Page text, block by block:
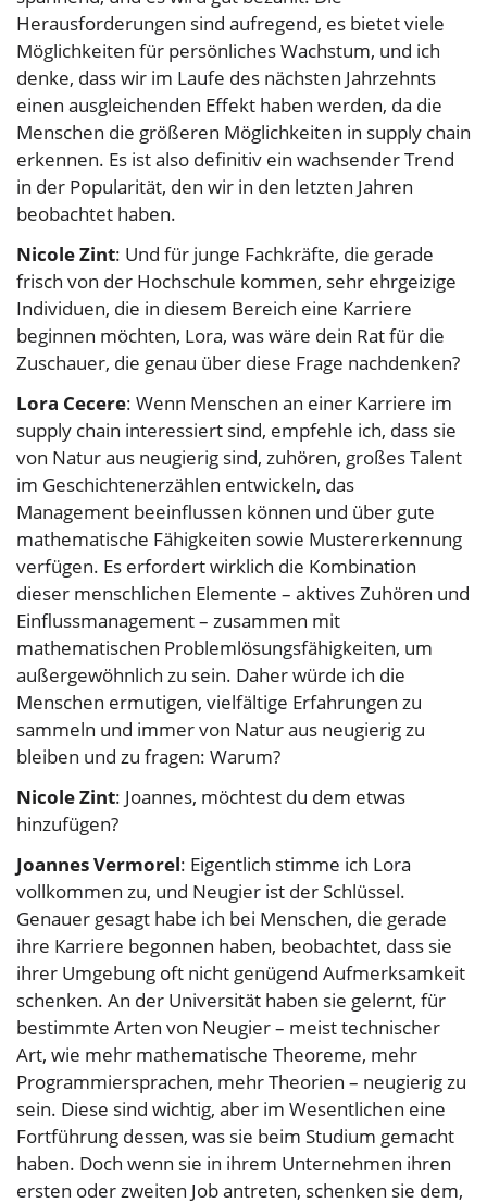
Herausforderungen sind aufregend, es bietet viele
Möglichkeiten für persönliches Wachstum, und ich
denke, dass wir im Laufe des nächsten Jahrzehnts
einen ausgleichenden Effekt haben werden, da die
Menschen die größeren Möglichkeiten in supply chain
erkennen. Es ist also definitiv ein wachsender Trend
in der Popularität, den wir in den letzten Jahren
beobachtet haben.
Nicole Zint: Und für junge Fachkräfte, die gerade
frisch von der Hochschule kommen, sehr ehrgeizige
Individuen, die in diesem Bereich eine Karriere
beginnen möchten, Lora, was wäre dein Rat für die
Zuschauer, die genau über diese Frage nachdenken?
Lora Cecere: Wenn Menschen an einer Karriere im
supply chain interessiert sind, empfehle ich, dass sie
von Natur aus neugierig sind, zuhören, großes Talent
im Geschichtenerzählen entwickeln, das
Management beeinflussen können und über gute
mathematische Fähigkeiten sowie Mustererkennung
verfügen. Es erfordert wirklich die Kombination
dieser menschlichen Elemente – aktives Zuhören und
Einflussmanagement – zusammen mit
mathematischen Problemlösungsfähigkeiten, um
außergewöhnlich zu sein. Daher würde ich die
Menschen ermutigen, vielfältige Erfahrungen zu
sammeln und immer von Natur aus neugierig zu
bleiben und zu fragen: Warum?
Nicole Zint: Joannes, möchtest du dem etwas
hinzufügen?
Joannes Vermorel: Eigentlich stimme ich Lora
vollkommen zu, und Neugier ist der Schlüssel.
Genauer gesagt habe ich bei Menschen, die gerade
ihre Karriere begonnen haben, beobachtet, dass sie
ihrer Umgebung oft nicht genügend Aufmerksamkeit
schenken. An der Universität haben sie gelernt, für
bestimmte Arten von Neugier – meist technischer
Art, wie mehr mathematische Theoreme, mehr
Programmiersprachen, mehr Theorien – neugierig zu
sein. Diese sind wichtig, aber im Wesentlichen eine
Fortführung dessen, was sie beim Studium gemacht
haben. Doch wenn sie in ihrem Unternehmen ihren
ersten oder zweiten Job antreten, schenken sie dem,